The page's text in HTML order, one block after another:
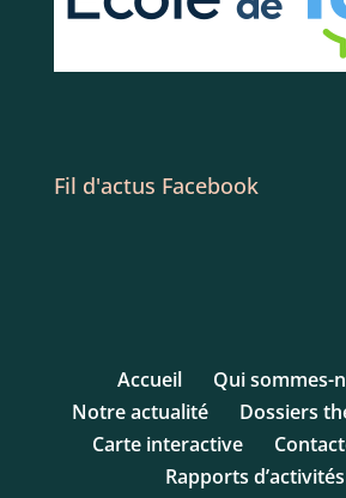
Fil d'actus Facebook
Accueil
Qui sommes-
Notre actualité
Dossiers
Carte interactive
Rapports d’activités